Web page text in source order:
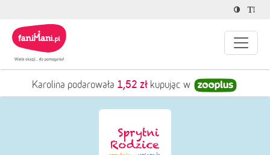
Karolina podarowała 1,52 zł kupując w